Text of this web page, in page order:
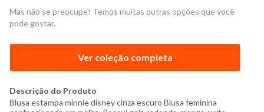
Mas não se preocupe! Temos muitas outras opções que você
pode gostar.
Ver coleção completa
Descrição do Produto
Blusa estampa minnie disney cinza escuro Blusa feminina